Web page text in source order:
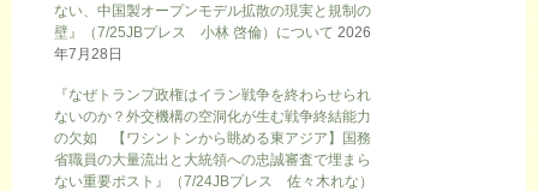
ない、中国製オープンモデル拡散の現実と規制の
壁』（7/25JBプレス 小林 啓倫）について 2026
年7月28日
『なぜトランプ政権はイラン戦争を終わらせられ
ないのか？外交機構の空洞化が生む戦争終結能力
の欠如 【ワシントンから眺める東アジア】国務
省職員の大量流出と大統領への忠誠審査で埋まら
ない重要ポスト』（7/24JBプレス 佐々木れな）